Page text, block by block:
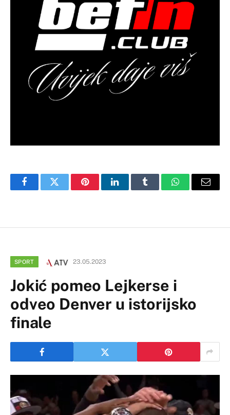
FacebookTwitter PinterestLinkedInTumblr WhatsAppEmail
SPORT 23.05.2023
Jokić pomeo Lejkerse i
odveo Denver u istorijsko
finale